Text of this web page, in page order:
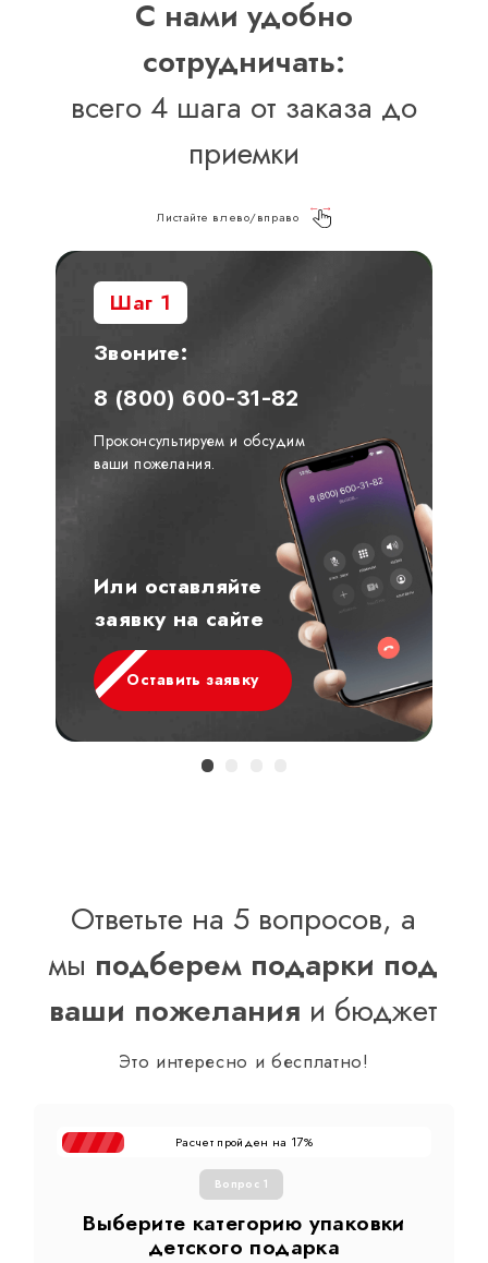
С нами удобно
сотрудничать:
всего 4 шага от заказа до
приемки
Листайте влево/вправо
Шаг 1
Звоните:
8 (800) 600-31-82
Проконсультируем и обсудим
ваши пожелания.
Или оставляйте
заявку на сайте
Оставить заявку
Ответьте на 5 вопросов, а
мы подберем подарки под
ваши пожелания и бюджет
Это интересно и бесплатно!
Расчет пройден на 17%
Вопрос 1
Выберите категорию упаковки
детского подарка